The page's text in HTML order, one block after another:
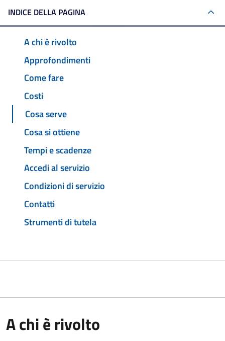
INDICE DELLA PAGINA
A chi è rivolto
Approfondimenti
Come fare
Costi
Cosa serve
Cosa si ottiene
Tempi e scadenze
Accedi al servizio
Condizioni di servizio
Contatti
Strumenti di tutela
A chi è rivolto